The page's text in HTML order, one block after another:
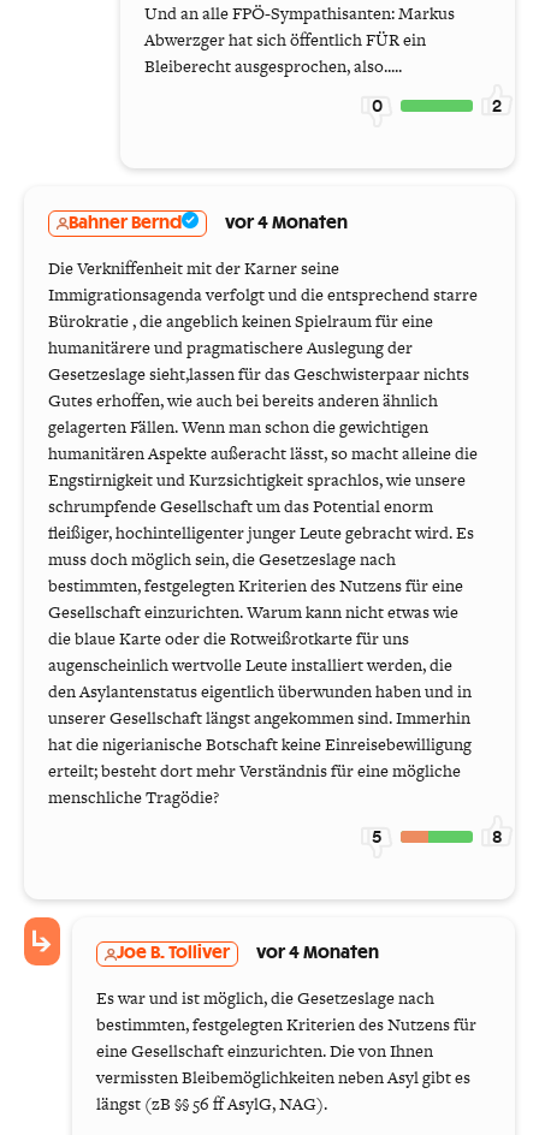
Und an alle FPÖ-Sympathisanten: Markus
Abwerzger hat sich öffentlich FÜR ein
Bleiberecht ausgesprochen, also.....
0 2
Bahner Bernd vor 4 Monaten
Die Verkniffenheit mit der Karner seine
Immigrationsagenda verfolgt und die entsprechend starre
Bürokratie , die angeblich keinen Spielraum für eine
humanitärere und pragmatischere Auslegung der
Gesetzeslage sieht,lassen für das Geschwisterpaar nichts
Gutes erhoffen, wie auch bei bereits anderen ähnlich
gelagerten Fällen. Wenn man schon die gewichtigen
humanitären Aspekte außeracht lässt, so macht alleine die
Engstirnigkeit und Kurzsichtigkeit sprachlos, wie unsere
schrumpfende Gesellschaft um das Potential enorm
fleißiger, hochintelligenter junger Leute gebracht wird. Es
muss doch möglich sein, die Gesetzeslage nach
bestimmten, festgelegten Kriterien des Nutzens für eine
Gesellschaft einzurichten. Warum kann nicht etwas wie
die blaue Karte oder die Rotweißrotkarte für uns
augenscheinlich wertvolle Leute installiert werden, die
den Asylantenstatus eigentlich überwunden haben und in
unserer Gesellschaft längst angekommen sind. Immerhin
hat die nigerianische Botschaft keine Einreisebewilligung
erteilt; besteht dort mehr Verständnis für eine mögliche
menschliche Tragödie?
5 8
Joe B. Tolliver vor 4 Monaten
Es war und ist möglich, die Gesetzeslage nach
bestimmten, festgelegten Kriterien des Nutzens für
eine Gesellschaft einzurichten. Die von Ihnen
vermissten Bleibemöglichkeiten neben Asyl gibt es
längst (zB §§ 56 ff AsylG, NAG).